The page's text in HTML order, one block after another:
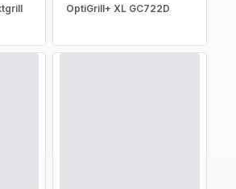
OptiGrill+ XL GC722D